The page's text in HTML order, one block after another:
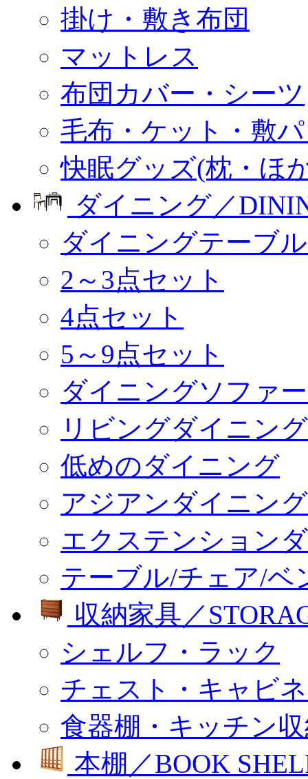
掛け・敷き布団
マットレス
布団カバー・シーツ
毛布・ケット・敷
快眠グッズ(枕・ほ
ダイニング／
ダイニングテーブ
2～3点セット
4点セット
5～9点セット
ダイニングソファ
リビングダイニン
低めのダイニング
アジアンダイニング
エクステンション
テーブル/チェア/ベ
収納家具／
シェルフ・ラック
チェスト・キャビ
食器棚・キッチン
本棚／BOOK